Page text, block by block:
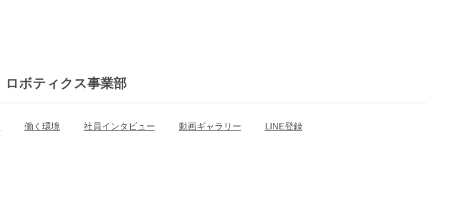
ロボティクス事業部
働く環境 社員インタビュー 動画ギャラリー LINE登録